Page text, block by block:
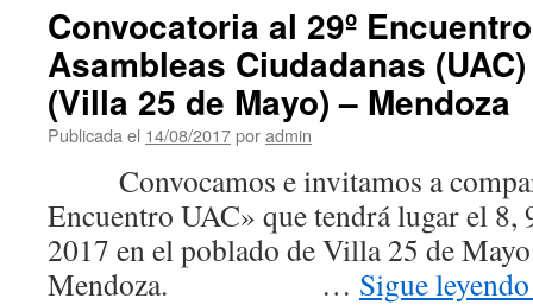
Convocatoria al 29º
Asambleas Ciudadanas
(Villa 25 de Mayo) – Mendoza
Publicada el 14/08/2017poradmin
Convocamos e invitamos a
Encuentro UAC» que tendrá lugar el 8,
2017 en el poblado de Villa 25 de
Mendoza. … Sigue